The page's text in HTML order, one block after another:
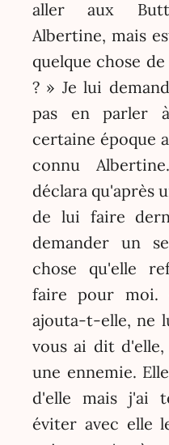
aller aux
Albertine, mais
quelque chose
? » Je lui
pas en parler
certaine époque
connu
déclara qu'après
de lui faire
demander un
chose qu'elle
faire pour moi.
ajouta-t-elle, ne
vous ai dit
une ennemie.
d'elle mais j'ai
éviter avec elle